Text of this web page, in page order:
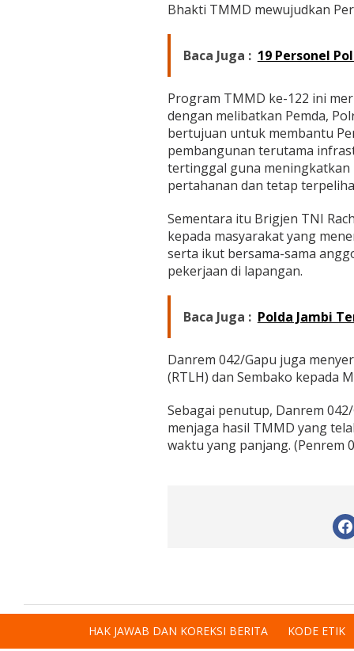
Bhakti TMMD mewujudkan
Baca Juga : 19 Personel
Program TMMD ke-122 ini
dengan melibatkan Pemda,
bertujuan untuk membantu
pembangunan terutama
tertinggal guna
pertahanan dan tetap
Sementara itu Brigjen TNI
kepada masyarakat yang
serta ikut bersama-sama
pekerjaan di lapangan.
Baca Juga : Polda Jambi
Danrem 042/Gapu juga
(RTLH) dan Sembako kepada
Sebagai penutup, Danrem
menjaga hasil TMMD yang
waktu yang panjang. (Penrem
HAK JAWAB DAN KOREKSI BERITA KODE ETIK